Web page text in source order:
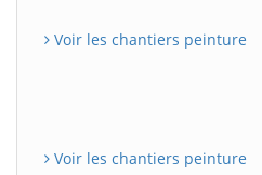
Voir les chantiers peinture
Voir les chantiers peinture